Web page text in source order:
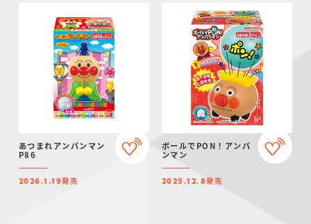
あつまれアンパンマン
P86
2026.1.19発売
ボールでPON！アンパ
ンマン
2025.12.8発売